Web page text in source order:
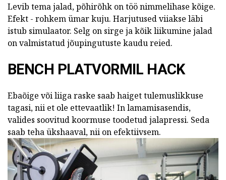
Levib tema jalad, põhirõhk on töö nimmelihase kõige.
Efekt - rohkem ümar kuju. Harjutused viiakse läbi
istub simulaator. Selg on sirge ja kõik liikumine jalad
on valmistatud jõupingutuste kaudu reied.
BENCH PLATVORMIL HACK
Ebaõige või liiga raske saab haiget tulemuslikkuse
tagasi, nii et ole ettevaatlik! In lamamisasendis,
valides soovitud koormuse toodetud jalapressi. Seda
saab teha ükshaaval, nii on efektiivsem.